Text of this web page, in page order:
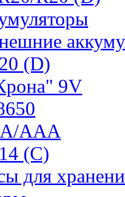
(D)
9V
AAA
(C)
для